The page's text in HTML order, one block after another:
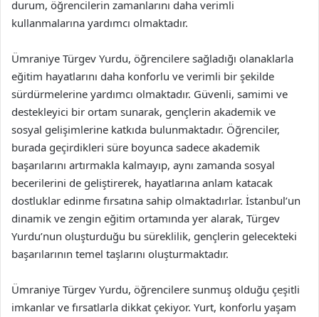
durum, öğrencilerin zamanlarını daha verimli
kullanmalarına yardımcı olmaktadır.
Ümraniye Türgev Yurdu, öğrencilere sağladığı olanaklarla
eğitim hayatlarını daha konforlu ve verimli bir şekilde
sürdürmelerine yardımcı olmaktadır. Güvenli, samimi ve
destekleyici bir ortam sunarak, gençlerin akademik ve
sosyal gelişimlerine katkıda bulunmaktadır. Öğrenciler,
burada geçirdikleri süre boyunca sadece akademik
başarılarını artırmakla kalmayıp, aynı zamanda sosyal
becerilerini de geliştirerek, hayatlarına anlam katacak
dostluklar edinme fırsatına sahip olmaktadırlar. İstanbul’un
dinamik ve zengin eğitim ortamında yer alarak, Türgev
Yurdu’nun oluşturduğu bu süreklilik, gençlerin gelecekteki
başarılarının temel taşlarını oluşturmaktadır.
Ümraniye Türgev Yurdu, öğrencilere sunmuş olduğu çeşitli
imkanlar ve fırsatlarla dikkat çekiyor. Yurt, konforlu yaşam